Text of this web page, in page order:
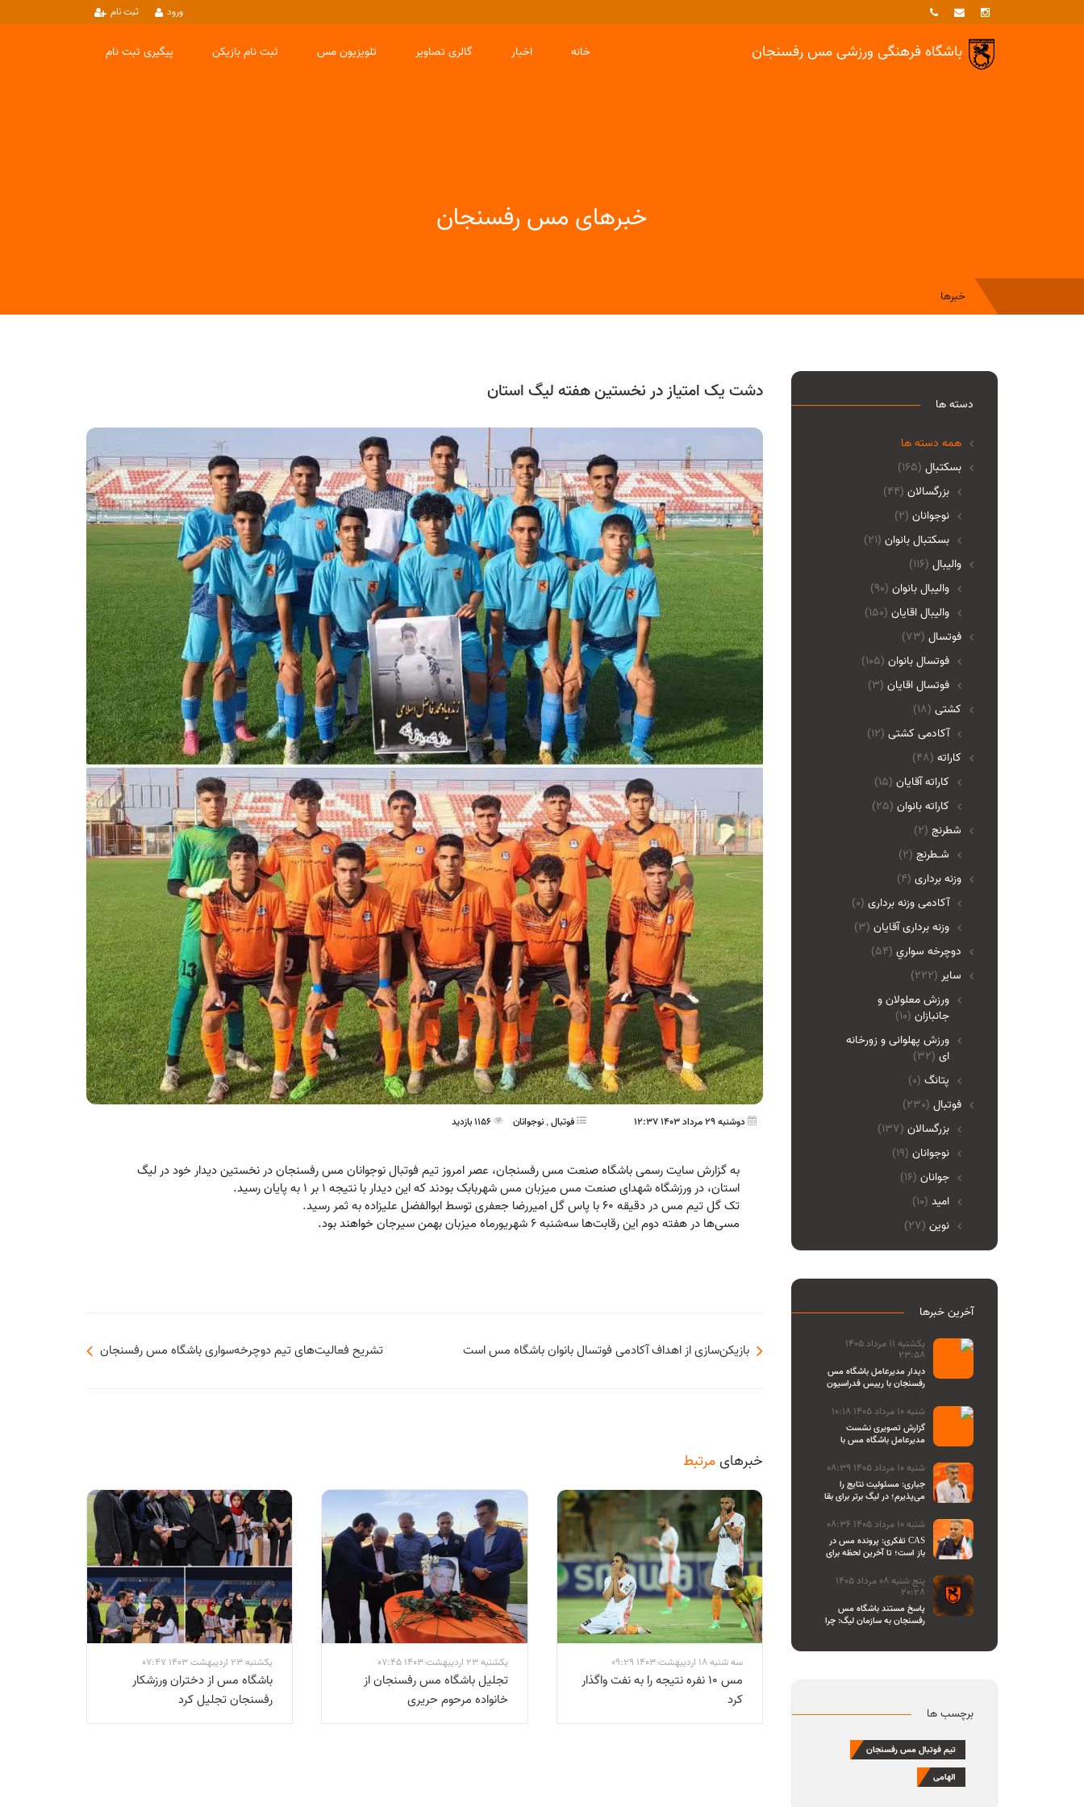
ثبت نام ورود
باشگاه فرهنگی ورزشیمس رفسنجان پیگیری ثبت نام ثبت نام بازیکن تلویزیون مس گالری تصاویر اخبار خانه
خبرهای مس رفسنجان
خبرها
دشت یک امتیاز در نخستین هفته لیگ استان
دوشنبه 29 مرداد 1403 12:37 فوتبال,نوجوانان 1156 بازدید
به گزارش سایت رسمی باشگاه صنعت مس رفسنجان، عصر امروز تیم فوتبال نوجوانان مس رفسنجان در نخستین دیدار خود در لیگ
استان، در ورزشگاه شهدای صنعت مس میزبان مس شهربابک بودند که این دیدار با نتیجه ۱ بر ۱ به پایان رسید.
تک گل تیم مس در دقیقه ۶۰ با پاس گل امیررضا جعفری توسط ابوالفضل علیزاده به ثمر رسید.
مسی‌ها در هفته دوم این رقابت‌ها سه‌شنبه ۶ شهریور‌ماه میزبان بهمن سیرجان خواهند بود.
تشریح فعالیت‌های تیم‌ دوچرخه‌سواری باشگاه مس رفسنجان بازیکن‌سازی از اهداف آکادمی فوتسال بانوان باشگاه مس است
خبرهایمرتبط
سه شنبه 18 اردیبهشت 1403 09:29
مس ۱۰ نفره نتیجه را به نفت واگذار
کرد
یکشنبه 23 اردیبهشت 1403 07:45
تجلیل باشگاه مس رفسنجان از
خانواده مرحوم حریری
یکشنبه 23 اردیبهشت 1403 07:47
باشگاه مس از دختران ورزشکار
رفسنجان تجلیل کرد
دسته ها
همه دسته ها
(165) بسکتبال
بزرگسالان (44)
نوجوانان (2)
بسکتبال بانوان (21)
(116) والیبال
واليبال بانوان (90)
واليبال اقايان (150)
(73) فوتسال
فوتسال بانوان (105)
فوتسال اقايان (3)
(18) کشتی
آکادمی کشتی (12)
(48) کاراته
کاراته آقایان (15)
کاراته بانوان (25)
(2) شطرنج
شـطرنج (2)
(4) وزنه برداری
آکادمی وزنه برداری (0)
وزنه برداری آقایان (3)
(54) دوچرخه سواري
(222) ساير
ورزش معلولان و
جانبازان (10)
ورزش پهلوانی و زورخانه
ای (32)
پتانگ (0)
(230) فوتبال
بزرگسالان (137)
نوجوانان (19)
جوانان (16)
امید (10)
نوین (27)
آخرین خبرها
یکشنبه 11 مرداد 1405
23:58
دیدار مدیرعامل باشگاه مس
رفسنجان با رییس فدراسیون
شنبه 10 مرداد 1405 10:18
گزارش تصویری نشست
مدیرعامل باشگاه مس با
شنبه 10 مرداد 1405 08:39
جباری: مسئولیت نتایج را
می‌پذیرم؛ در لیگ برتر برای بقا
می‌جنگیم
شنبه 10 مرداد 1405 08:36
تفکری: پرونده مس در CAS
باز است؛ تا آخرین لحظه برای
پنج شنبه 08 مرداد 1405
20:28
پاسخ مستند باشگاه مس
رفسنجان به سازمان لیگ: چرا
برچسب ها
تیم فوتبال مس رفسنجان
الهامی